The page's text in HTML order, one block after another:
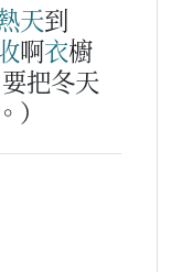
天到
啊衣櫥
要把冬天